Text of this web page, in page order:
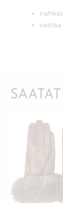
KATSO